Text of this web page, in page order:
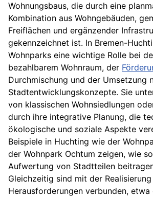
Wohnungsbaus, die durch eine
Kombination aus Wohngebäuden,
Freiflächen und ergänzender
gekennzeichnet ist. In Bremen-
Wohnparks eine wichtige Rolle bei
bezahlbarem Wohnraum, der
Durchmischung und der Umsetzung
Stadtentwicklungskonzepte. Sie
von klassischen Wohnsiedlungen
durch ihre integrative Planung, die
ökologische und soziale Aspekte
Beispiele in Huchting wie der
der Wohnpark Ochtum zeigen, wie
Aufwertung von Stadtteilen
Gleichzeitig sind mit der
Herausforderungen verbunden, etwa